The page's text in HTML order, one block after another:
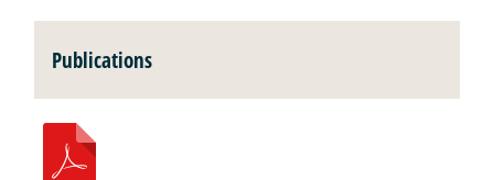
Publications